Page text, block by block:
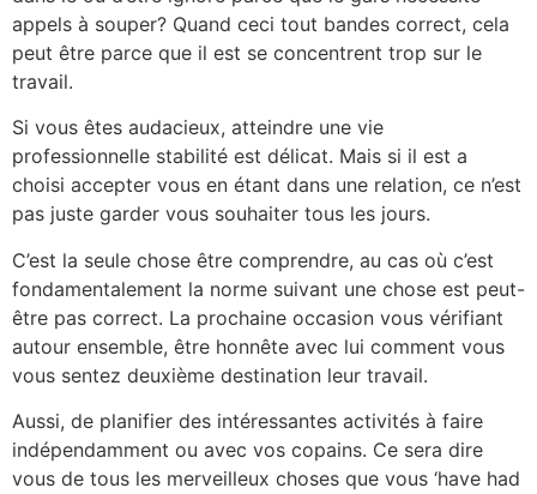
appels à souper? Quand ceci tout bandes correct, cela
peut être parce que il est se concentrent trop sur le
travail.
Si vous êtes audacieux, atteindre une vie
professionnelle stabilité est délicat. Mais si il est a
choisi accepter vous en étant dans une relation, ce n’est
pas juste garder vous souhaiter tous les jours.
C’est la seule chose être comprendre, au cas où c’est
fondamentalement la norme suivant une chose est peut-
être pas correct. La prochaine occasion vous vérifiant
autour ensemble, être honnête avec lui comment vous
vous sentez deuxième destination leur travail.
Aussi, de planifier des intéressantes activités à faire
indépendamment ou avec vos copains. Ce sera dire
vous de tous les merveilleux choses que vous ‘have had